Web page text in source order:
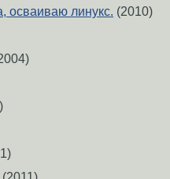
осваиваю линукс. (2010)